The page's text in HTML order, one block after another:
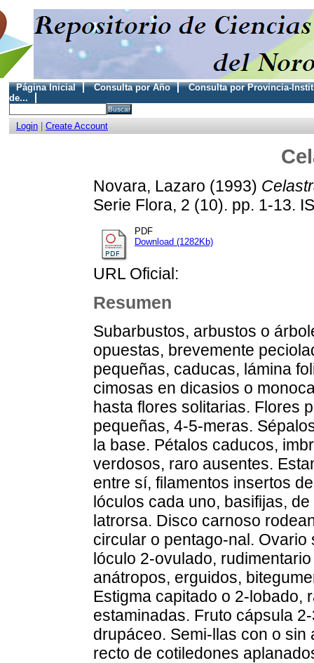
Página Inicial Consulta por Año
Consulta por Provincia-
de...
Login| Create Account
Novara, Lazaro (1993)
Serie Flora, 2 (10). pp. 1-13.
PDF
Download (1282Kb)
URL Oficial:
Resumen
Subarbustos, arbustos o
opuestas, brevemente
pequeñas, caducas, lámina
cimosas en dicasios o
hasta flores solitarias. Flores
pequeñas, 4-5-meras.
la base. Pétalos caducos,
verdosos, raro ausentes.
entre sí, filamentos insertos
lóculos cada uno, basifijas,
latrorsa. Disco carnoso
circular o pentago-nal.
lóculo 2-ovulado,
anátropos, erguidos,
Estigma capitado o 2-lobado,
estaminadas. Fruto cápsula
drupáceo. Semi-llas con o
recto de cotiledones